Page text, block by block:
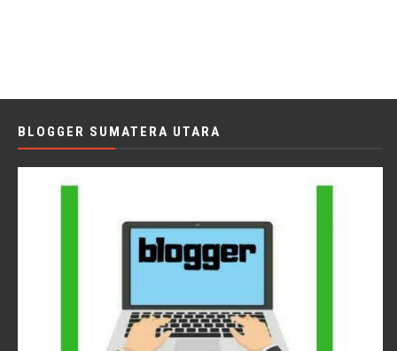
BLOGGER SUMATERA UTARA